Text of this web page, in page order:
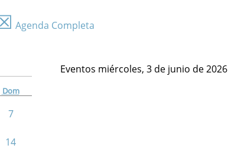
Agenda Completa
Dom
7
14
Eventos miércoles, 3 de junio de 2026